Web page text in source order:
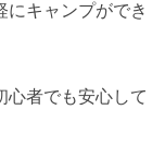
にキャンプができ
心者でも安心して